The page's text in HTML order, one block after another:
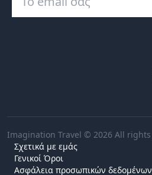
Imagination Travel © 2026 All
Σχετικά με εμάς
Γενικοί Όροι
Ασφάλεια προσωπικών δεδομένων